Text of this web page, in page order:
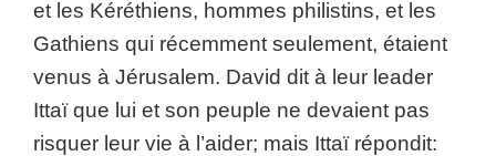
et les Kéréthiens, hommes philistins, et les
Gathiens qui récemment seulement, étaient
venus à Jérusalem. David dit à leur leader
Ittaï que lui et son peuple ne devaient pas
risquer leur vie à l’aider; mais Ittaï répondit: